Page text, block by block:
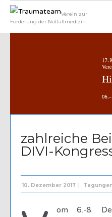
Verein zur
Förderung der Notfallmedizin
zahlreiche
DIVI-
10. Dezember 2017
om 6.-8.